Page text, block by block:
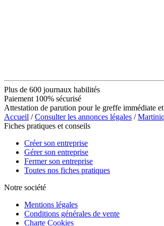
Plus de 600 journaux habilités
Paiement 100% sécurisé
Attestation de parution pour le greffe immédiate
Accueil /Consulter les annonces légales /
Fiches pratiques et conseils
Créer son entreprise
Gérer son entreprise
Fermer son entreprise
Toutes nos fiches pratiques
Notre société
Mentions légales
Conditions générales de vente
Charte Cookies